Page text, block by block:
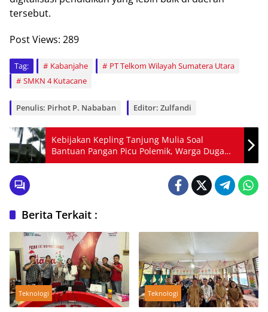
tersebut.
Post Views: 289
Tag: Kabanjahe
PT Telkom Wilayah Sumatera Utara
SMKN 4 Kutacane
Penulis: Pirhot P. Nababan Editor: Zulfandi
Kebijakan Kepling Tanjung Mulia Soal
Bantuan Pangan Picu Polemik, Warga Duga
Ada Sentimen dan Penimbunan
Berita Terkait :
Teknologi Teknologi